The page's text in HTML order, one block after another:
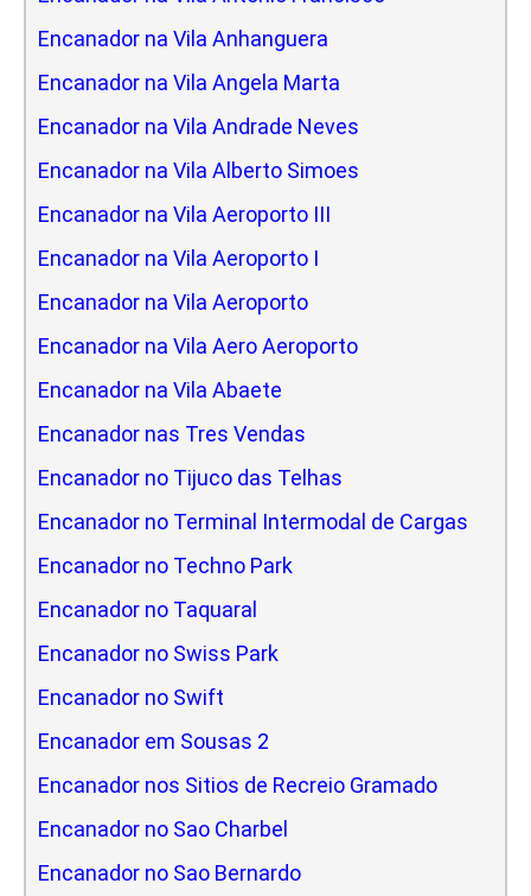
Encanador na Vila Anhanguera
Encanador na Vila Angela Marta
Encanador na Vila Andrade Neves
Encanador na Vila Alberto Simoes
Encanador na Vila Aeroporto III
Encanador na Vila Aeroporto I
Encanador na Vila Aeroporto
Encanador na Vila Aero Aeroporto
Encanador na Vila Abaete
Encanador nas Tres Vendas
Encanador no Tijuco das Telhas
Encanador no Terminal Intermodal de Cargas
Encanador no Techno Park
Encanador no Taquaral
Encanador no Swiss Park
Encanador no Swift
Encanador em Sousas 2
Encanador nos Sitios de Recreio Gramado
Encanador no Sao Charbel
Encanador no Sao Bernardo